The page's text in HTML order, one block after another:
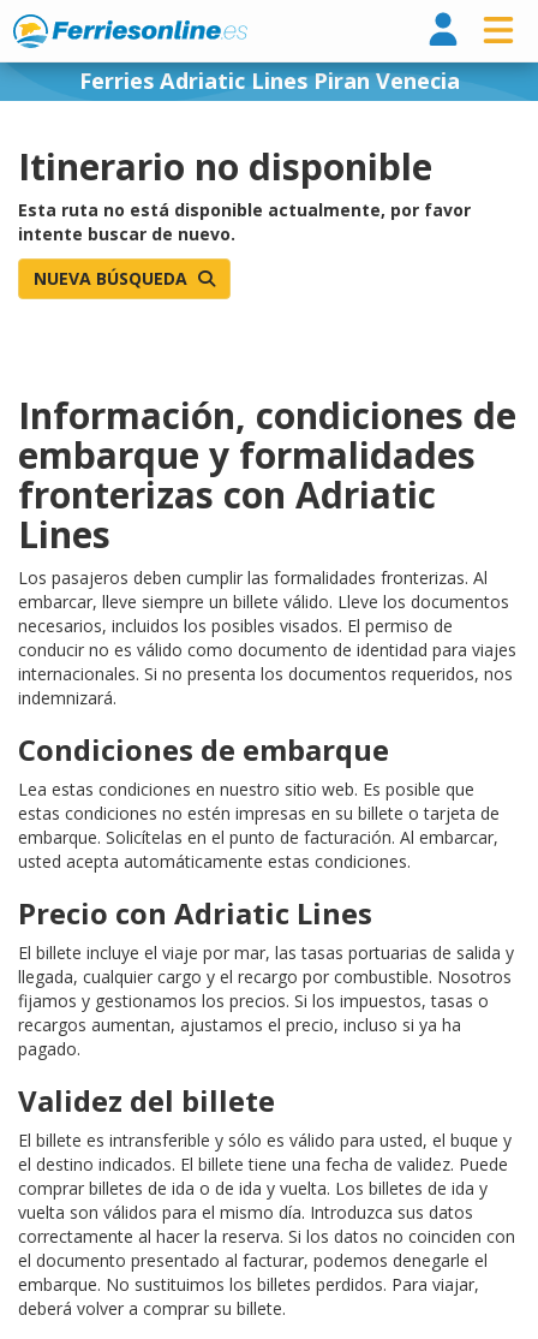
Ferries Adriatic Lines Piran Venecia
Itinerario no disponible
Esta ruta no está disponible actualmente, por favor
intente buscar de nuevo.
NUEVA BÚSQUEDA
Información, condiciones de
embarque y formalidades
fronterizas con Adriatic
Lines
Los pasajeros deben cumplir las formalidades fronterizas. Al
embarcar, lleve siempre un billete válido. Lleve los documentos
necesarios, incluidos los posibles visados. El permiso de
conducir no es válido como documento de identidad para viajes
internacionales. Si no presenta los documentos requeridos, nos
indemnizará.
Condiciones de embarque
Lea estas condiciones en nuestro sitio web. Es posible que
estas condiciones no estén impresas en su billete o tarjeta de
embarque. Solicítelas en el punto de facturación. Al embarcar,
usted acepta automáticamente estas condiciones.
Precio con Adriatic Lines
El billete incluye el viaje por mar, las tasas portuarias de salida y
llegada, cualquier cargo y el recargo por combustible. Nosotros
fijamos y gestionamos los precios. Si los impuestos, tasas o
recargos aumentan, ajustamos el precio, incluso si ya ha
pagado.
Validez del billete
El billete es intransferible y sólo es válido para usted, el buque y
el destino indicados. El billete tiene una fecha de validez. Puede
comprar billetes de ida o de ida y vuelta. Los billetes de ida y
vuelta son válidos para el mismo día. Introduzca sus datos
correctamente al hacer la reserva. Si los datos no coinciden con
el documento presentado al facturar, podemos denegarle el
embarque. No sustituimos los billetes perdidos. Para viajar,
deberá volver a comprar su billete.